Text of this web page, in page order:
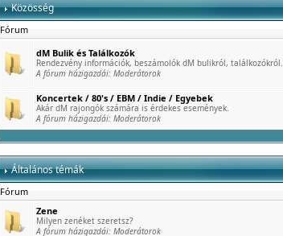
Közösség
Fórum
dM Bulik és Találkozók
Rendezvény információk, beszámolók dM bulikról, találkozókról.
A fórum házigazdái: Moderátorok
Koncertek / 80's / EBM / Indie / Egyebek
Akár dM rajongók számára is érdekes események.
A fórum házigazdái: Moderátorok
Általános témák
Fórum
Zene
Milyen zenéket szeretsz?
A fórum házigazdái: Moderátorok